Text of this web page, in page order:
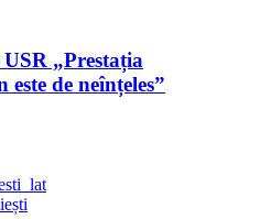
„Prestația
de neînțeles”